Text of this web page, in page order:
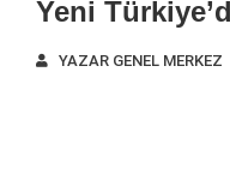
Yeni
YAZAR GENEL MERKEZ